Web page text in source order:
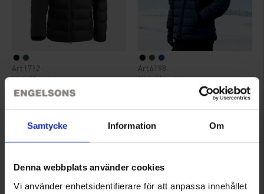
Samtycke Information Om
Denna webbplats använder cookies
Vi använder enhetsidentifierare för att anpassa innehållet
High Mountain
1712
129 €
Bewertung: 4.3 von 5 Sternen
Herren Winterjacke Mora
High Mountain
6198
39 €
Bewertung: 4.7 von 5 Sternen